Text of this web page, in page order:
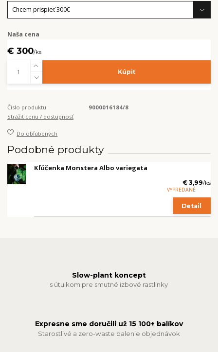
Naša cena
€ 300/ks
Kúpiť
Číslo produktu:
9000016184/8
Strážiť cenu / dostupnosť
Do obľúbených
Podobné produkty
Kľúčenka Monstera Albo variegata
€ 3,99/ks
VYPREDANÉ
Detail
Slow-plant koncept
s útulkom pre smutné izbové rastlinky
Expresne sme doručili už 15 100+ balíkov
Starostlivé a zero-waste balenie objednávok